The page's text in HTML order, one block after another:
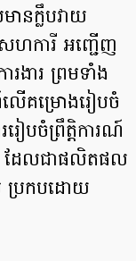
នក្លឹបវាយ
ហការី អញ្ជើញ
ងារ ព្រមទាំង
ើគម្រោងរៀបចំ
រៀបចំព្រឹត្តិការណ៍
ដែលជាផលិតផល
ប្រកបដោយ